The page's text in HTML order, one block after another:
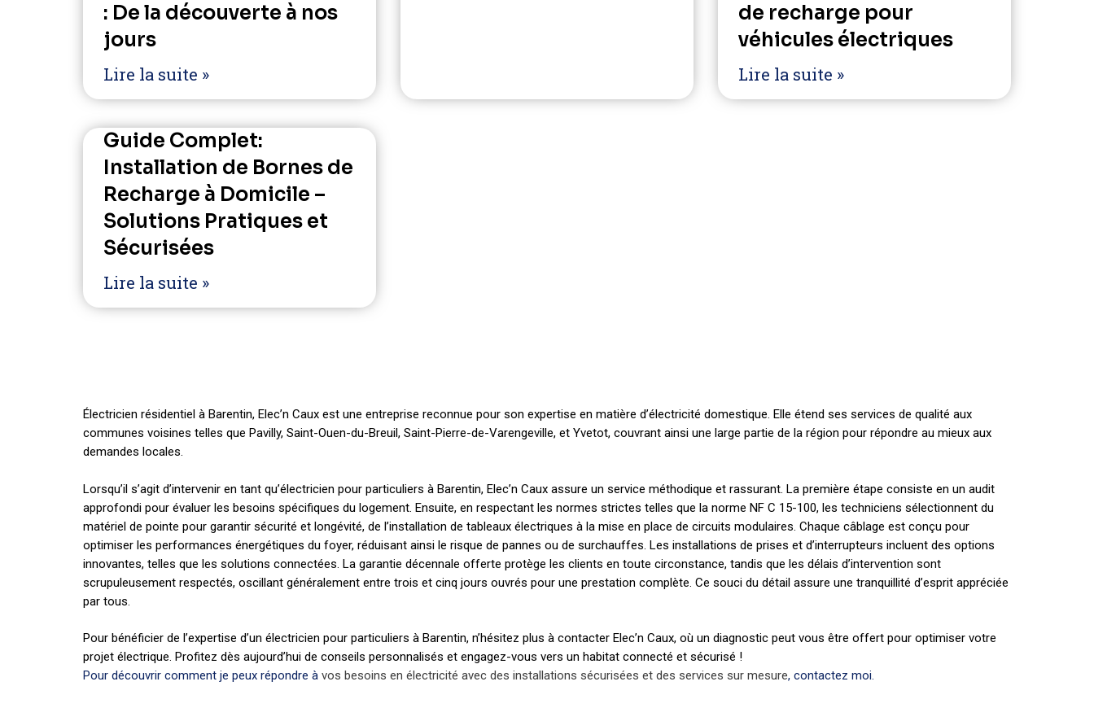
: De la découverte à nos
jours
Lire la suite »
de recharge pour
véhicules électriques
Lire la suite »
Guide Complet:
Installation de Bornes de
Recharge à Domicile –
Solutions Pratiques et
Sécurisées
Lire la suite »
Électricien résidentiel à Barentin, Elec’n Caux est une entreprise reconnue pour son expertise en matière d’électricité domestique. Elle étend ses services de qualité aux
communes voisines telles que Pavilly, Saint-Ouen-du-Breuil, Saint-Pierre-de-Varengeville, et Yvetot, couvrant ainsi une large partie de la région pour répondre au mieux aux
demandes locales.
Lorsqu’il s’agit d’intervenir en tant qu’électricien pour particuliers à Barentin, Elec’n Caux assure un service méthodique et rassurant. La première étape consiste en un audit
approfondi pour évaluer les besoins spécifiques du logement. Ensuite, en respectant les normes strictes telles que la norme NF C 15-100, les techniciens sélectionnent du
matériel de pointe pour garantir sécurité et longévité, de l’installation de tableaux électriques à la mise en place de circuits modulaires. Chaque câblage est conçu pour
optimiser les performances énergétiques du foyer, réduisant ainsi le risque de pannes ou de surchauffes. Les installations de prises et d’interrupteurs incluent des options
innovantes, telles que les solutions connectées. La garantie décennale offerte protège les clients en toute circonstance, tandis que les délais d’intervention sont
scrupuleusement respectés, oscillant généralement entre trois et cinq jours ouvrés pour une prestation complète. Ce souci du détail assure une tranquillité d’esprit appréciée
par tous.
Pour bénéficier de l’expertise d’un électricien pour particuliers à Barentin, n’hésitez plus à contacter Elec’n Caux, où un diagnostic peut vous être offert pour optimiser votre
projet électrique. Profitez dès aujourd’hui de conseils personnalisés et engagez-vous vers un habitat connecté et sécurisé !
Pour découvrir comment je peux répondre à vos besoins en électricité avec des installations sécurisées et des services sur mesure, contactez moi.